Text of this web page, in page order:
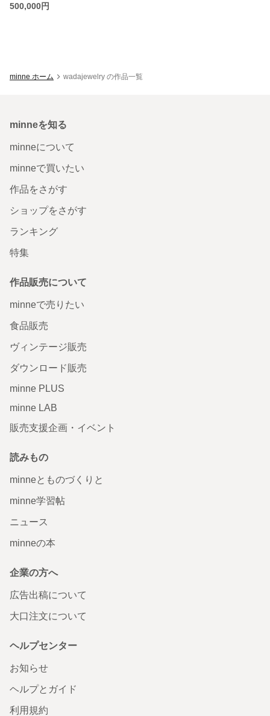
500,000円
minne ホーム wadajewelry の作品一覧
minneを知る
minneについて
minneで買いたい
作品をさがす
ショップをさがす
ランキング
特集
作品販売について
minneで売りたい
食品販売
ヴィンテージ販売
ダウンロード販売
minne PLUS
minne LAB
販売支援企画・イベント
読みもの
minneとものづくりと
minne学習帖
ニュース
minneの本
企業の方へ
広告出稿について
大口注文について
ヘルプセンター
お知らせ
ヘルプとガイド
利用規約